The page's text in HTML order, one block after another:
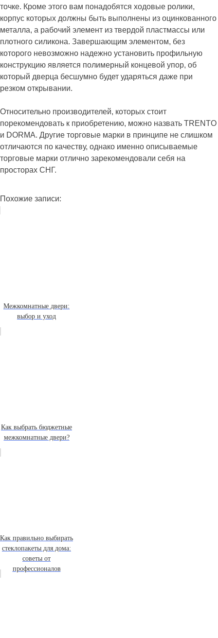
точке. Кроме этого вам понадобятся ходовые ролики,
корпус которых должны быть выполнены из оцинкованного
металла, а рабочий элемент из твердой пластмассы или
плотного силикона. Завершающим элементом, без
которого невозможно надежно установить профильную
конструкцию является полимерный концевой упор, об
который дверца бесшумно будет ударяться даже при
резком открывании.
Относительно производителей, которых стоит
порекомендовать к приобретению, можно назвать TRENTO
и DORMA. Другие торговые марки в принципе не слишком
отличаются по качеству, однако именно описываемые
торговые марки отлично зарекомендовали себя на
просторах СНГ.
Похожие записи:
Межкомнатные двери:
выбор и уход
Как выбрать бюджетные
межкомнатные двери?
Как правильно выбирать
стеклопакеты для дома:
советы от
профессионалов